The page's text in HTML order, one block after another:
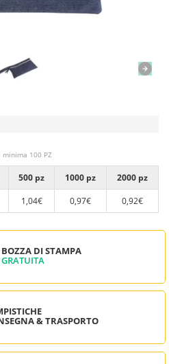
100 PZ
500 pz 1000 pz
2000 pz
1,04€ 0,97€ 0,92€
BOZZA DI STAMPA
GRATUITA
& TRASPORTO